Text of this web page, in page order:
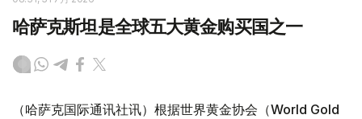
哈萨克斯坦是全球五大黄金购买国之一
（哈萨克国际通讯社讯）根据世界黄金协会（World Gold